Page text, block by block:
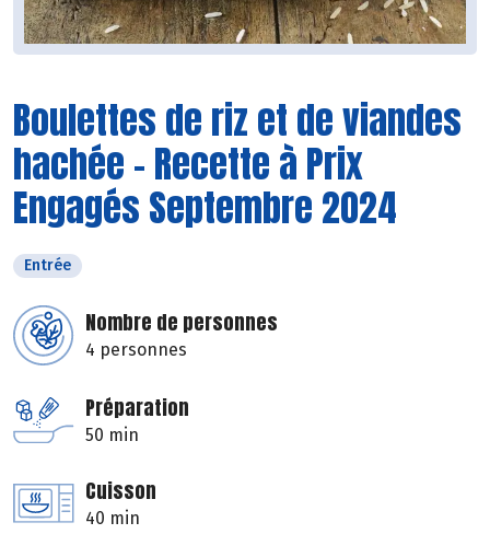
Boulettes de riz et de viandes
hachée - Recette à Prix
Engagés Septembre 2024
Entrée
Nombre de personnes
4 personnes
Préparation
50 min
Cuisson
40 min